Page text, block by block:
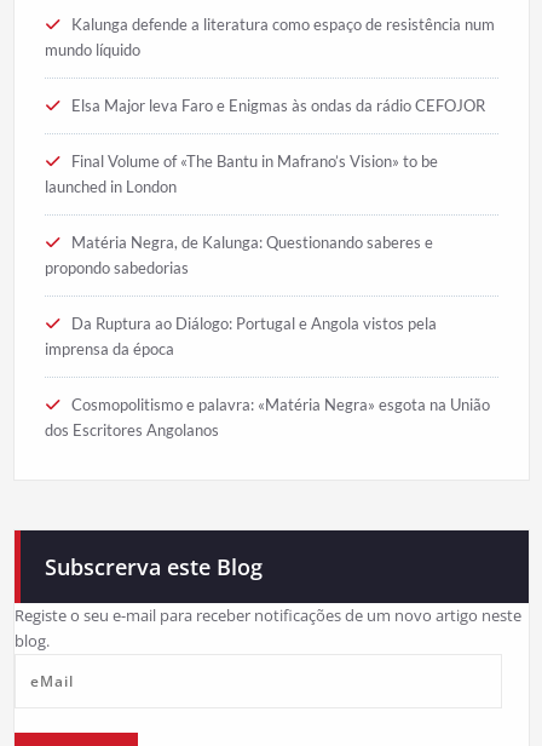
Kalunga defende a literatura como espaço de resistência num
mundo líquido
Elsa Major leva Faro e Enigmas às ondas da rádio CEFOJOR
Final Volume of «The Bantu in Mafrano’s Vision» to be
launched in London
Matéria Negra, de Kalunga: Questionando saberes e
propondo sabedorias
Da Ruptura ao Diálogo: Portugal e Angola vistos pela
imprensa da época
Cosmopolitismo e palavra: «Matéria Negra» esgota na União
dos Escritores Angolanos
Subscrerva este Blog
Registe o seu e-mail para receber notificações de um novo artigo neste
blog.